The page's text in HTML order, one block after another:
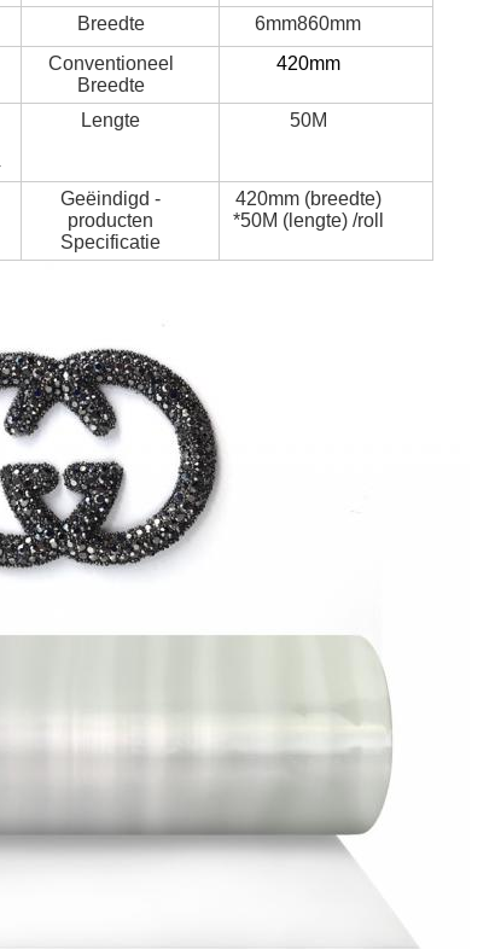
Breedte
6mm860mm
Conventioneel
Breedte
420mm
Lengte 50M
Geëindigd -
producten
Specificatie
420mm (breedte)
*50M (lengte) /roll